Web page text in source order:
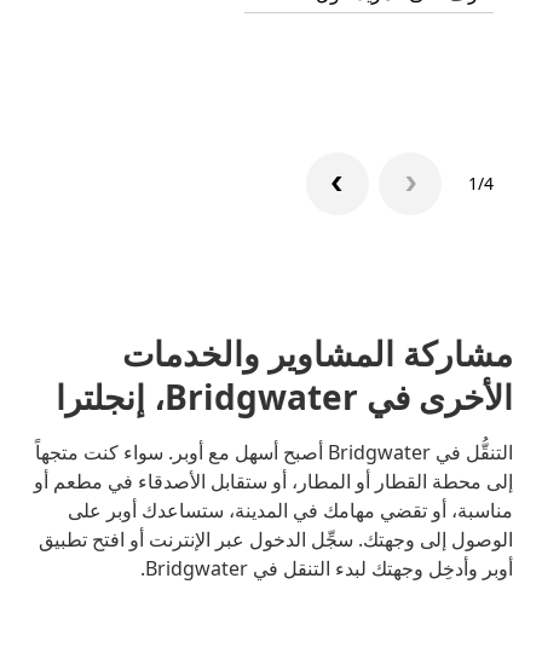
1/4
مشاركة المشاوير والخدمات
الأخرى في Bridgwater، إنجلترا
التنقُّل في Bridgwater أصبح أسهل مع أوبر. سواء كنت متجهاً
إلى محطة القطار أو المطار، أو ستقابل الأصدقاء في مطعم أو
مناسبة، أو تقضي مهامك في المدينة، ستساعدك أوبر على
الوصول إلى وجهتك. سجِّل الدخول عبر الإنترنت أو افتح تطبيق
أوبر وأدخِل وجهتك لبدء التنقل في Bridgwater.